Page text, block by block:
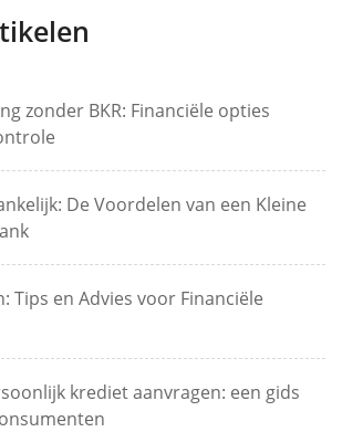
zonder BKR: Financiële opties
De Voordelen van een Kleine
Tips en Advies voor Financiële
krediet aanvragen: een gids